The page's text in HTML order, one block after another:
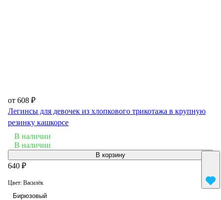
от 608 ₽
Легинсы для девочек из хлопкового трикотажа в крупную
резинку кашкорсе
В наличии
В наличии
В корзину
640 ₽
Цвет: Василёк
Бирюзовый